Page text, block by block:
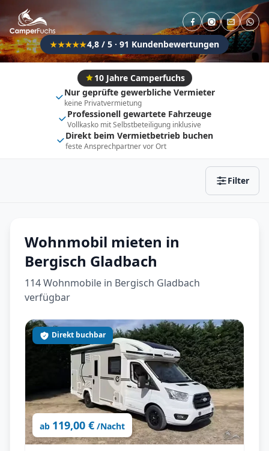
★★★★★4,8 / 5 · 91 Kundenbewertungen
10 Jahre Camperfuchs
Nur geprüfte gewerbliche Vermieter
keine Privatvermietung
Professionell gewartete Fahrzeuge
Vollkasko mit Selbstbeteiligung inklusive
Direkt beim Vermietbetrieb buchen
feste Ansprechpartner vor Ort
Filter
Flexibel (±3 Tage) Anhängerkupplung
Fahrzeugtyp
Vollintegriert Kastenwagen
Alkoven Teil-Integriert
Wohnwagen
Wohnmobil mieten in
Bergisch Gladbach
114 Wohnmobile in Bergisch Gladbach
verfügbar
ab 119,00 € /Nacht
Direkt buchbar